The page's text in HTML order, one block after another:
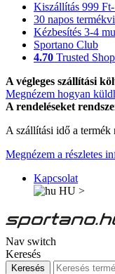
Kiszállítás 999
30 napos
Kézbesítés 3-4
Sportano Club
4.70 Trusted
A végleges szállítási
Megnézem hogyan
A rendeléseket
A szállítási idő a termék
Megnézem a részletes
Kapcsolat
HU >
Nav switch
Keresés
Keresés